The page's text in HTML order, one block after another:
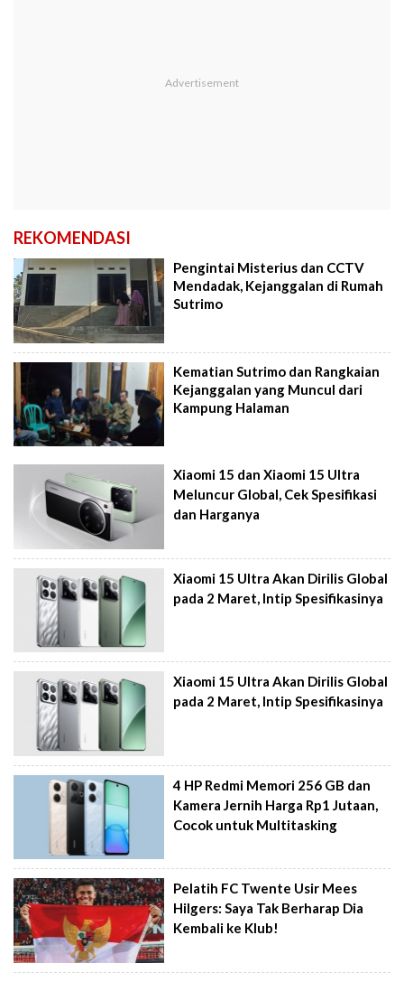
REKOMENDASI
Pengintai Misterius dan CCTV
Mendadak, Kejanggalan di Rumah
Sutrimo
Kematian Sutrimo dan Rangkaian
Kejanggalan yang Muncul dari
Kampung Halaman
Xiaomi 15 dan Xiaomi 15 Ultra
Meluncur Global, Cek Spesifikasi
dan Harganya
Xiaomi 15 Ultra Akan Dirilis Global
pada 2 Maret, Intip Spesifikasinya
Xiaomi 15 Ultra Akan Dirilis Global
pada 2 Maret, Intip Spesifikasinya
4 HP Redmi Memori 256 GB dan
Kamera Jernih Harga Rp1 Jutaan,
Cocok untuk Multitasking
Pelatih FC Twente Usir Mees
Hilgers: Saya Tak Berharap Dia
Kembali ke Klub!